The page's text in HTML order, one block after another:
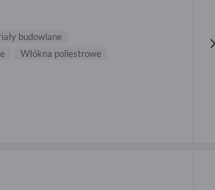
budowlane
Włókna poliestrowe